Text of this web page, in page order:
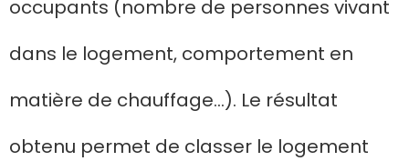
occupants (nombre de personnes vivant
dans le logement, comportement en
matière de chauffage…). Le résultat
obtenu permet de classer le logement